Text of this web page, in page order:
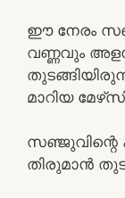
ഈ നേരം
വണ്ണവും
മാറിയ
സഞ്ജുവിന്റെ
തിരുമാൻ